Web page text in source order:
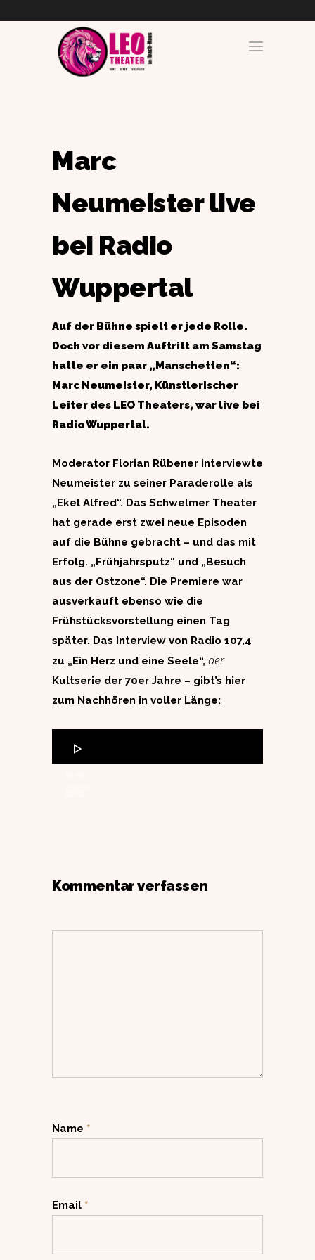
Marc
Neumeister live
bei Radio
Wuppertal
Auf der Bühne spielt er jede Rolle.
Doch vor diesem Auftritt am Samstag
hatte er ein paar „Manschetten“:
Marc Neumeister, Künstlerischer
Leiter des LEO Theaters, war live bei
Radio Wuppertal.
Moderator Florian Rübener interviewte
Neumeister zu seiner Paraderolle als
„Ekel Alfred“. Das Schwelmer Theater
hat gerade erst zwei neue Episoden
auf die Bühne gebracht – und das mit
Erfolg. „Frühjahrsputz“ und „Besuch
aus der Ostzone“. Die Premiere war
ausverkauft ebenso wie die
Frühstücksvorstellung einen Tag
später. Das Interview von Radio 107,4
zu „Ein Herz und eine Seele“, der
Kultserie der 70er Jahre – gibt’s hier
zum Nachhören in voller Länge:
Player
Kommentar verfassen
Name *
Email *